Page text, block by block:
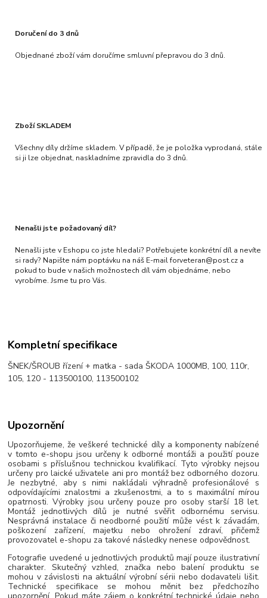
Doručení do 3 dnů
Objednané zboží vám doručíme smluvní přepravou do 3 dnů.
Zboží SKLADEM
Všechny díly držíme skladem. V případě, že je položka vyprodaná, stále
si ji lze objednat, naskladníme zpravidla do 3 dnů.
Nenašli jste požadovaný díl?
Nenašli jste v Eshopu co jste hledali? Potřebujete konkrétní díl a nevíte
si rady? Napište nám poptávku na náš E-mail forveteran@post.cz a
pokud to bude v našich možnostech díl vám objednáme, nebo
vyrobíme. Jsme tu pro Vás.
Kompletní specifikace
ŠNEK/ŠROUB řízení + matka - sada ŠKODA 1000MB, 100, 110r,
105, 120 - 113500100, 113500102
Upozornění
Upozorňujeme, že veškeré technické díly a komponenty nabízené
v tomto e-shopu jsou určeny k odborné montáži a použití pouze
osobami s příslušnou technickou kvalifikací. Tyto výrobky nejsou
určeny pro laické uživatele ani pro montáž bez odborného dozoru.
Je nezbytné, aby s nimi nakládali výhradně profesionálové s
odpovídajícími znalostmi a zkušenostmi, a to s maximální mírou
opatrnosti. Výrobky jsou určeny pouze pro osoby starší 18 let.
Montáž jednotlivých dílů je nutné svěřit odbornému servisu.
Nesprávná instalace či neodborné použití může vést k závadám,
poškození zařízení, majetku nebo ohrožení zdraví, přičemž
provozovatel e-shopu za takové následky nenese odpovědnost.
Fotografie uvedené u jednotlivých produktů mají pouze ilustrativní
charakter. Skutečný vzhled, značka nebo balení produktu se
mohou v závislosti na aktuální výrobní sérii nebo dodavateli lišit.
Technické specifikace se mohou měnit bez předchozího